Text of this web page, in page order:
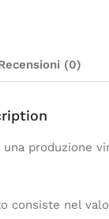
(0)
una produzione
consiste nel